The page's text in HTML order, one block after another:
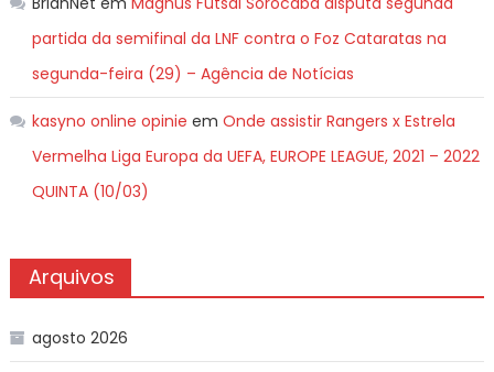
partida da semifinal da LNF contra o Foz Cataratas na
segunda-feira (29) – Agência de Notícias
kasyno online opinie em Onde assistir Rangers x Estrela
Vermelha Liga Europa da UEFA, EUROPE LEAGUE, 2021 – 2022
QUINTA (10/03)
Arquivos
agosto 2026